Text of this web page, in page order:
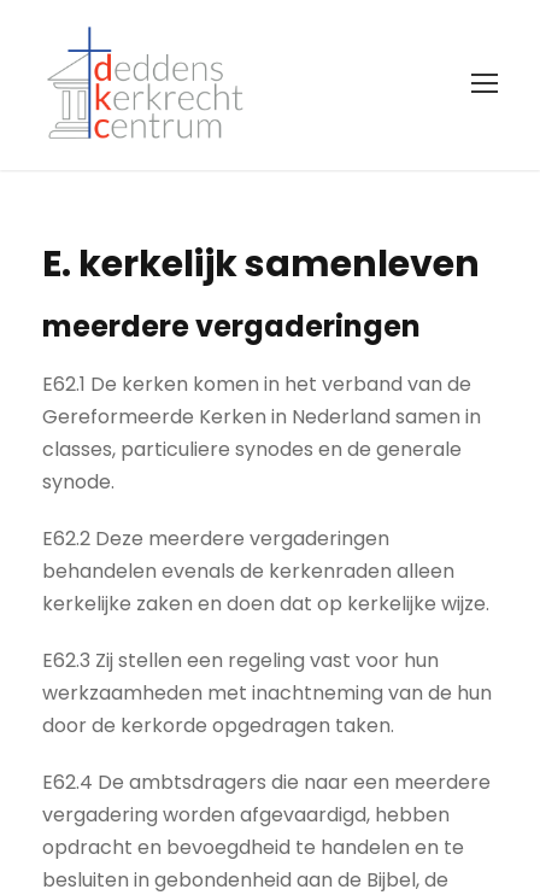
E. kerkelijk samenleven
meerdere vergaderingen
E62.1 De kerken komen in het verband van de
Gereformeerde Kerken in Nederland samen in
classes, particuliere synodes en de generale
synode.
E62.2 Deze meerdere vergaderingen
behandelen evenals de kerkenraden alleen
kerkelijke zaken en doen dat op kerkelijke wijze.
E62.3 Zij stellen een regeling vast voor hun
werkzaamheden met inachtneming van de hun
door de kerkorde opgedragen taken.
E62.4 De ambtsdragers die naar een meerdere
vergadering worden afgevaardigd, hebben
opdracht en bevoegdheid te handelen en te
besluiten in gebondenheid aan de Bijbel, de